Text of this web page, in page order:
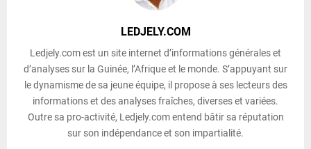
LEDJELY.COM
Ledjely.com est un site internet d’informations générales et
d’analyses sur la Guinée, l’Afrique et le monde. S’appuyant sur
le dynamisme de sa jeune équipe, il propose à ses lecteurs des
informations et des analyses fraîches, diverses et variées.
Outre sa pro-activité, Ledjely.com entend bâtir sa réputation
sur son indépendance et son impartialité.